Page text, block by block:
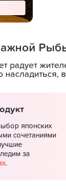
радует
японских
сочетаниями
за
.